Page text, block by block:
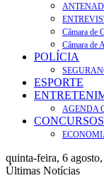
Câmara de
Câmara de
POLÍCIA
ESPORTE
AGENDA
quinta-feira, 6
Últimas Notícias